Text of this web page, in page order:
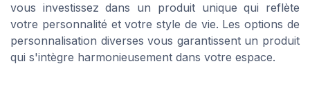
vous investissez dans un produit unique qui reflète
votre personnalité et votre style de vie. Les options de
personnalisation diverses vous garantissent un produit
qui s'intègre harmonieusement dans votre espace.